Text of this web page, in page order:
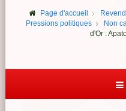
Page d'accueil
Pressions politiques
Non
d'Or :